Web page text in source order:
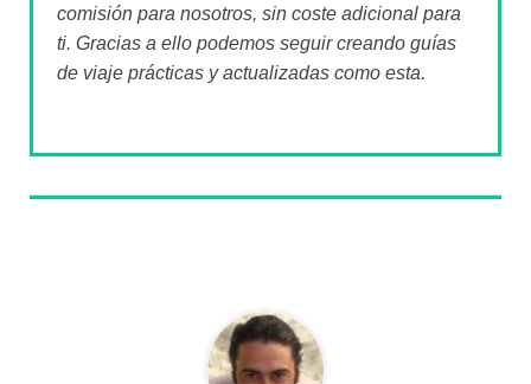
comisión para nosotros, sin coste adicional para
ti. Gracias a ello podemos seguir creando guías
de viaje prácticas y actualizadas como esta.